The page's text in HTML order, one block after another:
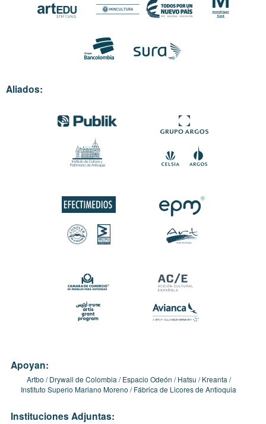
Aliados:
Apoyan:
Artbo Drywall de Colombia Espacio Odeón Hatsu
Kreanta
Instituto Superio Mariano Moreno
Fábrica de Licores de Antioquia
Instituciones Adjuntas: